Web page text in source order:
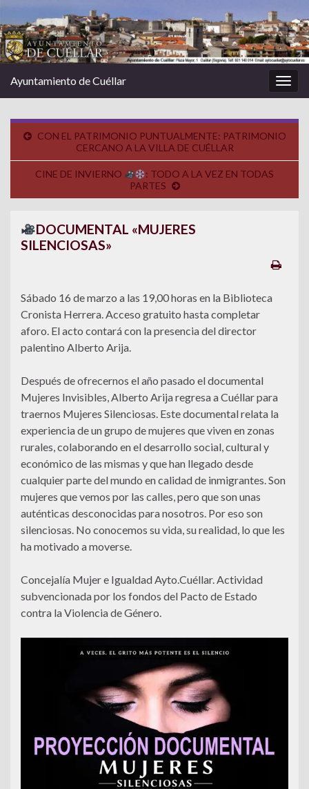
la
Ayuntamiento de Cuéllar
CON EL PATRIMONIO PUNTUALMENTE: PATRIMONIO
CERCANO A LA VILLA DE CUÉLLAR
CINE DE INVIERNO
: TODO A LA VEZ EN TODAS
PARTES
DOCUMENTAL «MUJERES
SILENCIOSAS»
Sábado 16 de marzo a las 19,00 horas en la Biblioteca
Cronista Herrera. Acceso gratuito hasta completar
aforo. El acto contará con la presencia del director
palentino Alberto Arija.
Después de ofrecernos el año pasado el documental
Mujeres Invisibles, Alberto Arija regresa a Cuéllar para
traernos Mujeres Silenciosas. Este documental relata la
experiencia de un grupo de mujeres que viven en zonas
rurales, colaborando en el desarrollo social, cultural y
económico de las mismas y que han llegado desde
cualquier parte del mundo en calidad de inmigrantes. Son
mujeres que vemos por las calles, pero que son unas
auténticas desconocidas para nosotros. Por eso son
silenciosas. No conocemos su vida, su realidad, lo que les
ha motivado a moverse.
Concejalía Mujer e Igualdad Ayto.Cuéllar. Actividad
subvencionada por los fondos del Pacto de Estado
contra la Violencia de Género.